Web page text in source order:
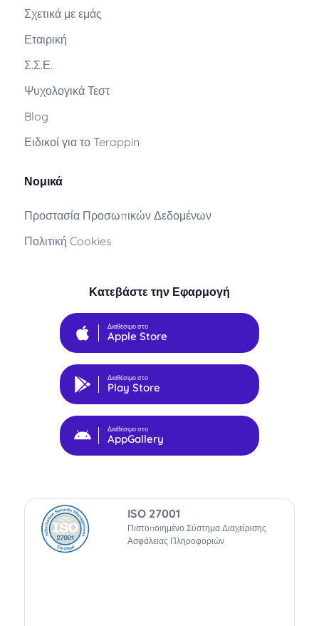
Σχετικά με εμάς
Εταιρική
Σ.Σ.Ε.
Ψυχολογικά Τεστ
Blog
Ειδικοί για το Terappin
Νομικά
Προστασία Προσωπικών Δεδομένων
Πολιτική Cookies
Κατεβάστε την Εφαρμογή
Διαθέσιμο στο
Apple Store
Διαθέσιμο στο
Play Store
Διαθέσιμο στο
AppGallery
ISO 27001
Πιστοποιημένο Σύστημα Διαχείρισης
Ασφάλειας Πληροφοριών